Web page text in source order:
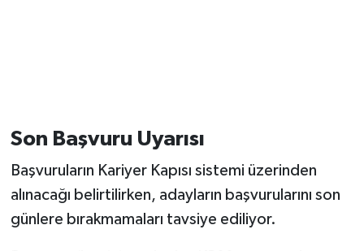
Son Başvuru Uyarısı
Başvuruların Kariyer Kapısı sistemi üzerinden
alınacağı belirtilirken, adayların başvurularını son
günlere bırakmamaları tavsiye ediliyor.